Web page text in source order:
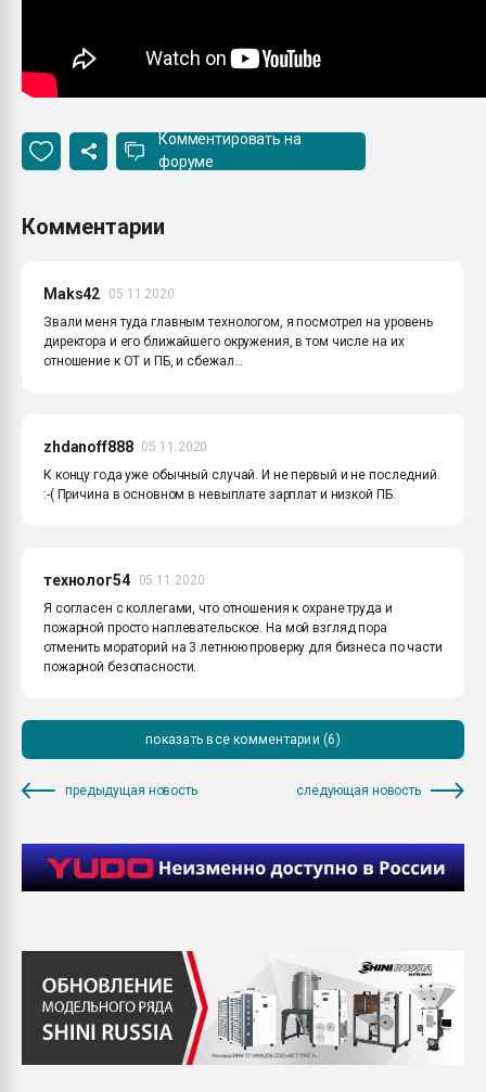
Комментировать на
форуме
Комментарии
Maks42
05.11.2020
Звали меня туда главным технологом, я посмотрел на уровень
директора и его ближайшего окружения, в том числе на их
отношение к ОТ и ПБ, и сбежал...
zhdanoff888
05.11.2020
К концу года уже обычный случай. И не первый и не последний.
:-( Причина в основном в невыплате зарплат и низкой ПБ.
технолог54
05.11.2020
Я согласен с коллегами, что отношения к охране труда и
пожарной просто наплевательское. На мой взгляд пора
отменить мораторий на 3 летнюю проверку для бизнеса по части
пожарной безопасности.
показать все комментарии (6)
предыдущая новость следующая новость